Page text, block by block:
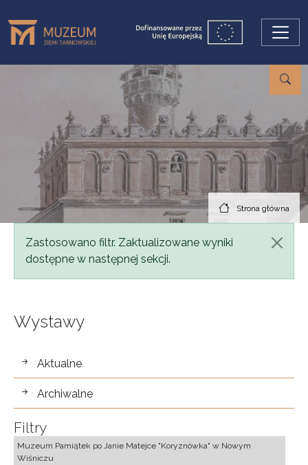
Strona główna
Komunikat
Zastosowano filtr. Zaktualizowane wyniki
dostępne w następnej sekcji.
Wystawy
wystawy
Aktualne
Archiwalne
Filtry
Muzeum Pamiątek po Janie Matejce "Koryznówka" w Nowym
Wiśniczu